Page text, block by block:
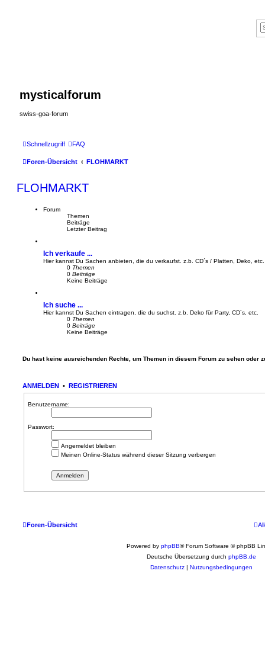
mysticalforum
swiss-goa-forum
Schnellzugriff FAQ
Foren-Übersicht FLOHMARKT
FLOHMARKT
Forum
Themen
Beiträge
Letzter Beitrag
Ich verkaufe ...
Hier kannst Du Sachen anbieten, die du verkaufst. z.b. CD´s / Platten, Deko, etc.
0 Themen
0 Beiträge
Keine Beiträge
Ich suche ...
Hier kannst Du Sachen eintragen, die du suchst. z.b. Deko für Party, CD´s, etc.
0 Themen
0 Beiträge
Keine Beiträge
Du hast keine ausreichenden Rechte, um Themen in diesem Forum zu sehen oder
ANMELDEN • REGISTRIEREN
Benutzername:
Passwort:
Angemeldet bleiben
Meinen Online-Status während dieser Sitzung verbergen
Foren-Übersicht
Powered by phpBB® Forum Software © phpBB
Deutsche Übersetzung durch phpBB.de
Datenschutz | Nutzungsbedingungen